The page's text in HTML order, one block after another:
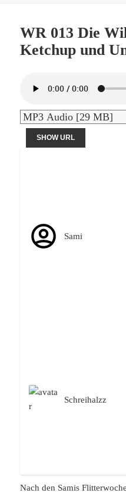
WR 013 Die
Ketchup und
SHOW URL
Sami
Schreihalzz
Nach den Samis